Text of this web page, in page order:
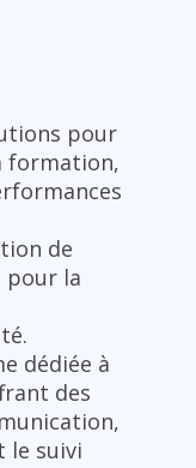
pour
formation,
de
pour la
dédiée à
des
le suivi